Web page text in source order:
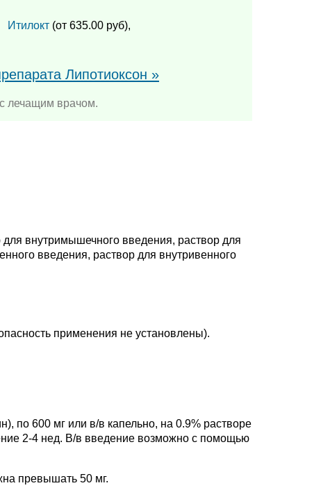
Итилокт(от 635.00 руб),
Липотиоксон »
лечащим врачом.
внутримышечного введения, раствор для
введения, раствор для внутривенного
применения не установлены).
по 600 мг или в/в капельно, на 0.9% растворе
2-4 нед. В/в введение возможно с помощью
превышать 50 мг.